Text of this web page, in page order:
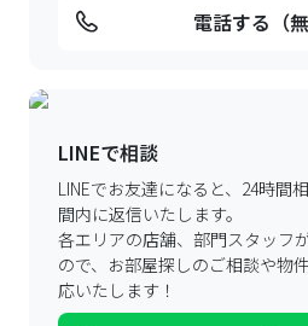
電話する（無
LINEで相談
LINEでお友達になると、24時間
間内に返信いたします。
各エリアの店舗、部門スタッフ
ので、 お部屋探しのご相談や物
応いたします！